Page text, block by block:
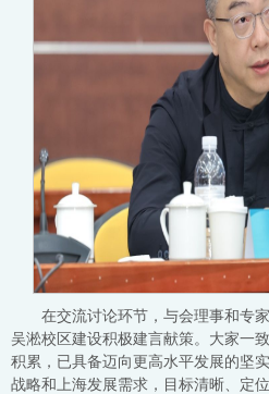
在交流讨论环节，与会理事和专
吴淞校区建设积极建言献策。大家一
积累，已具备迈向更高水平发展的坚
战略和上海发展需求，目标清晰、定